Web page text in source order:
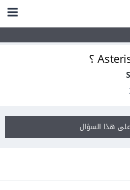
هذا السؤال